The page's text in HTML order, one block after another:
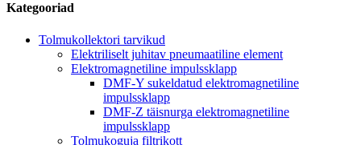
Kategooriad
Tolmukollektori tarvikud
Elektriliselt juhitav pneumaatiline element
Elektromagnetiline impulssklapp
DMF-Y sukeldatud elektromagnetiline
impulssklapp
DMF-Z täisnurga elektromagnetiline
impulssklapp
Tolmukoguja filtrikott